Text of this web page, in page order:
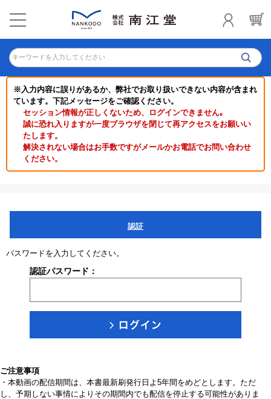
キーワードを入力してください
※入力内容に誤りがあるか、弊社でお取り扱いできない内容が含まれ
ています。下記メッセージをご確認ください。
セッション情報が正しくないため、ログインできません｡
誠に恐れ入りますが一度ブラウザを閉じて再アクセスをお願いい
たします。
解決されない場合はお手数ですがメールかお電話でお問い合わせ
ください。
認証
パスワードを入力してください。
認証パスワード：
ご注意事項
・本動画の配信期間は、本書最新刷発行日よ5年間をめどとします。ただ
し、予期しない事情によりその期間内でも配信を停止する可能性がありま